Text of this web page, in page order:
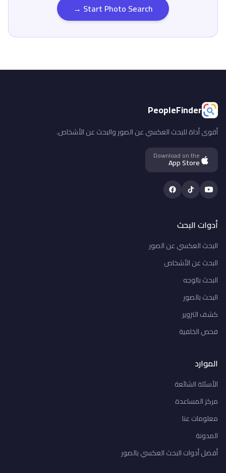
Start Photo Search →
PeopleFinder
أقوى أداة للبحث العكسي عن الصور والبحث عن الأشخاص.
Download on the
App Store
YouTube
TikTok
Facebook
أدوات البحث
البحث العكسي عن الصور
البحث عن الأشخاص
البحث بالوجه
البحث بالصور
كشف التزوير
فحص الخلفية
الموارد
الأسئلة الشائعة
مركز المساعدة
معلومات عنا
المدونة
أفضل أدوات البحث العكسي بالصور